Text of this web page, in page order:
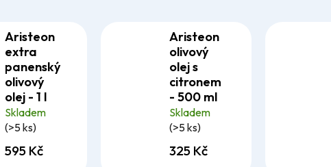
Aristeon
extra
panenský
olivový
olej - 1 l
Skladem
(>5 ks)
595 Kč
Aristeon
olivový
olej s
citronem
- 500 ml
Skladem
(>5 ks)
325 Kč